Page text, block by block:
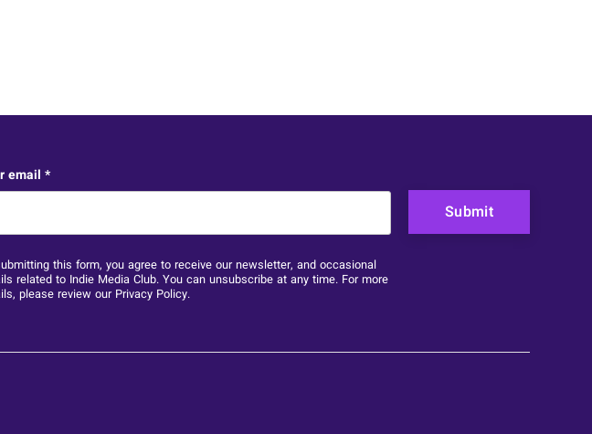
window
window
new window
email *
this form, you agree to receive our newsletter, and occasional
related to Indie Media Club. You can unsubscribe at any time. For more
please review our Privacy Policy.